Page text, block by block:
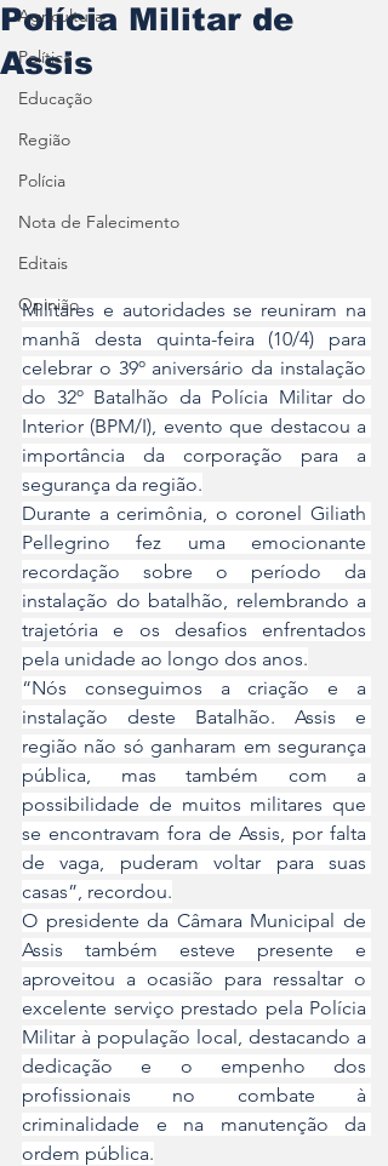
Agricultura
Política
Educação
Região
Polícia
Nota de Falecimento
Editais
Opinião
Polícia Militar de
Assis
Militares e autoridades se reuniram na
manhã desta quinta-feira (10/4) para
celebrar o 39º aniversário da instalação
do 32º Batalhão da Polícia Militar do
Interior (BPM/I), evento que destacou a
importância da corporação para a
segurança da região.
Durante a cerimônia, o coronel Giliath
Pellegrino fez uma emocionante
recordação sobre o período da
instalação do batalhão, relembrando a
trajetória e os desafios enfrentados
pela unidade ao longo dos anos.
“Nós conseguimos a criação e a
instalação deste Batalhão. Assis e
região não só ganharam em segurança
pública, mas também com a
possibilidade de muitos militares que
se encontravam fora de Assis, por falta
de vaga, puderam voltar para suas
casas”, recordou.
O presidente da Câmara Municipal de
Assis também esteve presente e
aproveitou a ocasião para ressaltar o
excelente serviço prestado pela Polícia
Militar à população local, destacando a
dedicação e o empenho dos
profissionais no combate à
criminalidade e na manutenção da
ordem pública.